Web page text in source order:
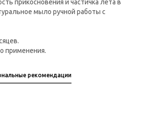
прикосновения и частичка лета в
мыло ручной работы с
применения.
рекомендации